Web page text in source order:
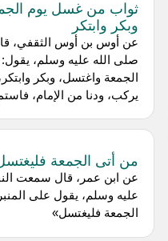
ثواب من غسل يوم
وبكر وابتكر
عن أوس بن أوس الثقفي،
صلى الله عليه وسلم،
الجمعة واغتسل، وبكر
يركب، ودنا من الإمام،
من أتى الجمعة
عن ابن عمر، قال سمعت
عليه وسلم، يقول على
الجمعة فليغتسل»